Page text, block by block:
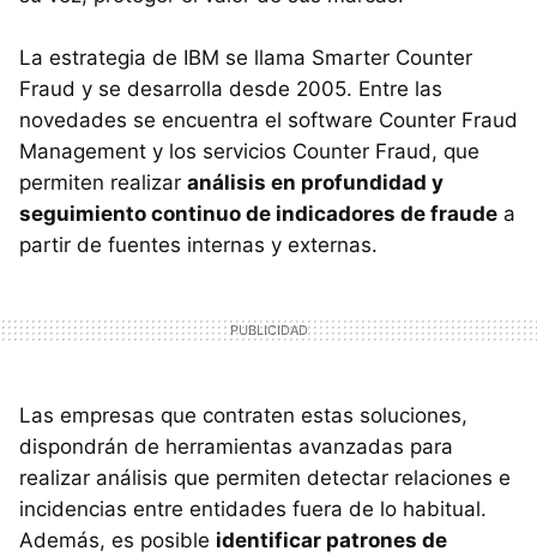
La estrategia de IBM se llama Smarter Counter
Fraud y se desarrolla desde 2005. Entre las
novedades se encuentra el software Counter Fraud
Management y los servicios Counter Fraud, que
permiten realizar análisis en profundidad y
seguimiento continuo de indicadores de fraude a
partir de fuentes internas y externas.
Las empresas que contraten estas soluciones,
dispondrán de herramientas avanzadas para
realizar análisis que permiten detectar relaciones e
incidencias entre entidades fuera de lo habitual.
Además, es posible identificar patrones de